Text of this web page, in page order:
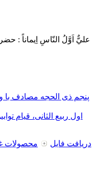
عليٌّ اَوَّلُ النّاسِ اِيماناً :
پنجم ذی الحجه مصادف با
اول ربیع الثانی، قیام
دریافت فایل محصولات